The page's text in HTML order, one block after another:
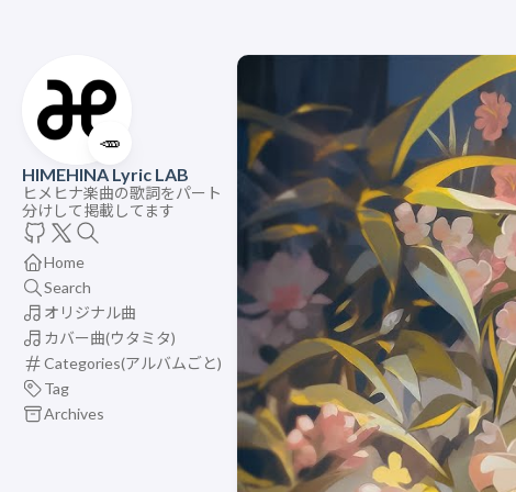
🥕
HIMEHINA Lyric LAB
ヒメヒナ楽曲の歌詞をパート
分けして掲載してます
Home
Search
オリジナル曲
カバー曲(ウタミタ)
Categories(アルバムごと)
Tag
Archives